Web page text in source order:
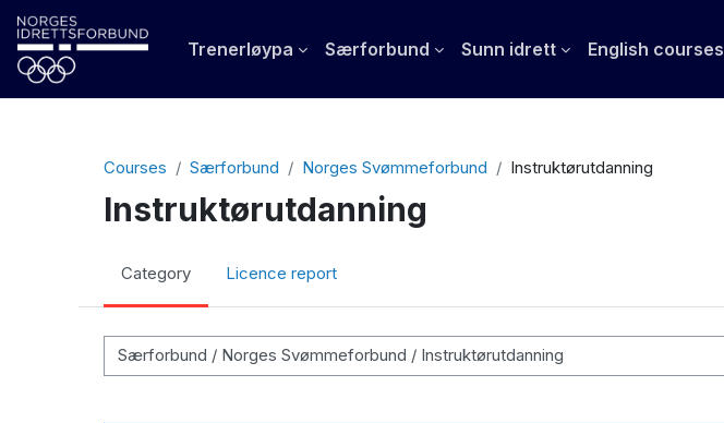
Skip to main content
Trenerløypa Særforbund Sunn idrett English courses
Courses Særforbund Norges Svømmeforbund Instruktørutdanning
Instruktørutdanning
Category Licence report
Course categories